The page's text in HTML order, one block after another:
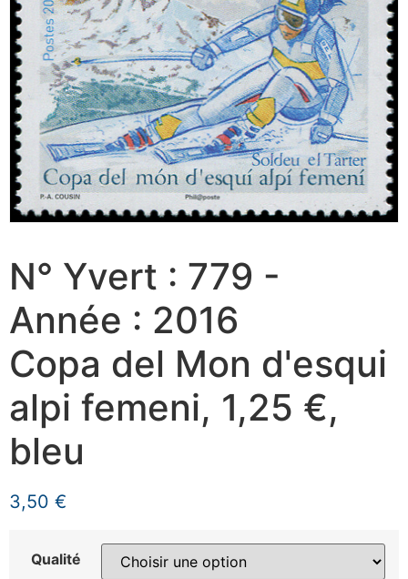
N° Yvert : 779 -
Année : 2016
Copa del Mon d'esqui
alpi femeni, 1,25 €,
bleu
3,50 €
Qualité